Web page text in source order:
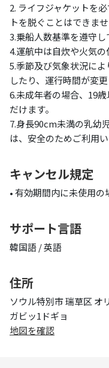
2. ライフジャケットを
トを脱ぐことはできませ
3.乗船人数基準を遵守し
4.運航中は自炊や火気の
5.季節及び気象状況に
したり、運行時間が変
6.未成年者の場合、19
だけます。
7.身長90cm未満の乳幼
は、安全のためご利用い
キャンセル規定
• 有効期間内に未使用の
サポート言語
韓国語 / 英語
住所
ソウル特別市 瑞草区 オ
ガビッ1ドギョ
地図を確認